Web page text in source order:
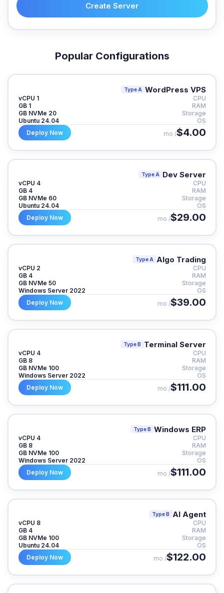
Create Server
Popular Configurations
WordPress VPS
Type A
CPU
1 vCPU
RAM
1 GB
Storage
20 GB NVMe
OS
Ubuntu 24.04
$4.00
/ mo
Deploy Now
Dev Server
Type A
CPU
4 vCPU
RAM
4 GB
Storage
60 GB NVMe
OS
Ubuntu 24.04
$29.00
/ mo
Deploy Now
Algo Trading
Type A
CPU
2 vCPU
RAM
4 GB
Storage
50 GB NVMe
OS
Windows Server 2022
$39.00
/ mo
Deploy Now
Terminal Server
Type B
CPU
4 vCPU
RAM
8 GB
Storage
100 GB NVMe
OS
Windows Server 2022
$111.00
/ mo
Deploy Now
Windows ERP
Type B
CPU
4 vCPU
RAM
8 GB
Storage
100 GB NVMe
OS
Windows Server 2022
$111.00
/ mo
Deploy Now
AI Agent
Type B
CPU
8 vCPU
RAM
4 GB
Storage
100 GB NVMe
OS
Ubuntu 24.04
$122.00
/ mo
Deploy Now